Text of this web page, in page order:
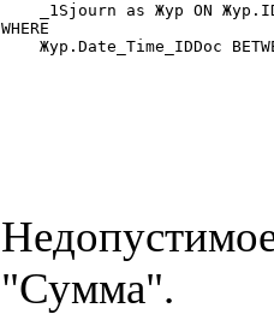
_1Sjourn as Жур ON
WHERE
Жур.Date_Time_IDDoc
"Сумма".